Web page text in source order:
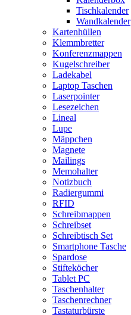
Tischkalender
Wandkalender
Kartenhüllen
Klemmbretter
Konferenzmappen
Kugelschreiber
Ladekabel
Laptop Taschen
Laserpointer
Lesezeichen
Lineal
Lupe
Mäppchen
Magnete
Mailings
Memohalter
Notizbuch
Radiergummi
RFID
Schreibmappen
Schreibset
Schreibtisch Set
Smartphone Tasche
Spardose
Stifteköcher
Tablet PC
Taschenhalter
Taschenrechner
Tastaturbürste